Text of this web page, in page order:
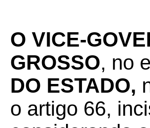
O VICE-
GROSSO, no
DO ESTADO,
o artigo 66,